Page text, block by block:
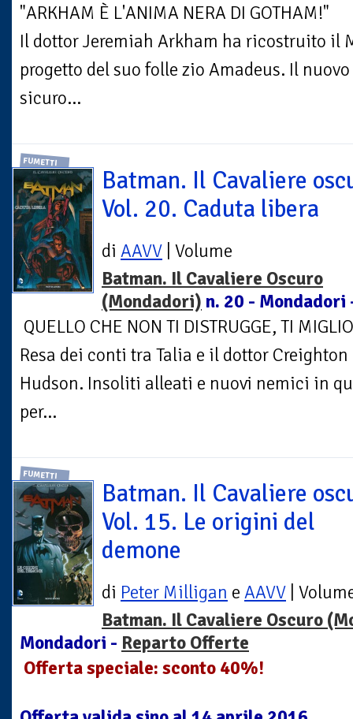
"ARKHAM È L'ANIMA NERA DI GOTHAM!"
Il dottor Jeremiah Arkham ha ricostruito il
progetto del suo folle zio Amadeus. Il
sicuro...
FUMETTI
Batman. Il Cavaliere
Vol. 20. Caduta libera
di AAVV | Volume
Batman. Il Cavaliere Oscuro
(Mondadori) n. 20 -
QUELLO CHE NON TI DISTRUGGE, TI
Resa dei conti tra Talia e il dottor
Hudson. Insoliti alleati e nuovi nemici in
per...
FUMETTI
Batman. Il Cavaliere
Vol. 15. Le origini del
demone
di Peter Milligan e AAVV |
Batman. Il Cavaliere Oscuro
Mondadori - Reparto Offerte
Offerta speciale: sconto 40%!